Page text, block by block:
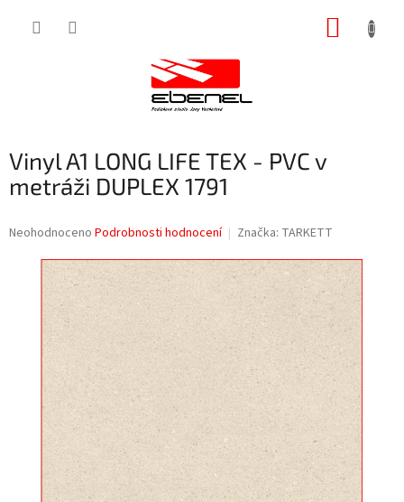
Vinyl A1 LONG LIFE TEX - PVC v
metráži DUPLEX 1791
Průměrné
produktu
hvězdiček.
Neohodnoceno Podrobnosti hodnocení Značka: TARKETT